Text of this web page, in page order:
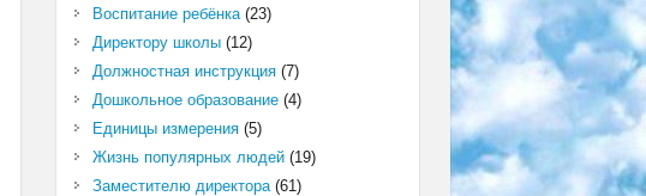
Воспитание ребёнка(23)
Директору школы(12)
Должностная инструкция(7)
Дошкольное образование(4)
Единицы измерения(5)
Жизнь популярных людей(19)
Заместителю директора(61)